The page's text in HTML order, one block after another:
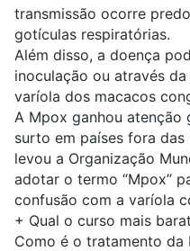
transmissão ocorre
gotículas respiratórias.
Além disso, a doença
inoculação ou através
varíola dos macacos
A Mpox ganhou
surto em países fora
levou a Organização
adotar o termo “Mpox”
confusão com a varíola
+ Qual o curso mais
Como é o tratamento da